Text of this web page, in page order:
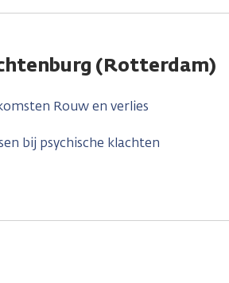
(Rotterdam)
Rouw en verlies
bij psychische klachten